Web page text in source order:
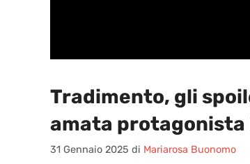
Tradimento, gli
amata
31 Gennaio 2025 di Mariarosa Buonomo